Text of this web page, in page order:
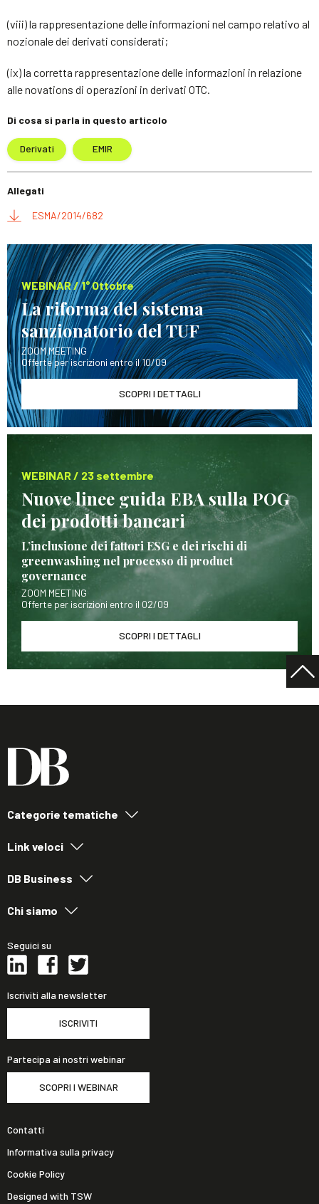
(viii) la rappresentazione delle informazioni nel campo relativo al
nozionale dei derivati considerati;
(ix) la corretta rappresentazione delle informazioni in relazione
alle novations di operazioni in derivati OTC.
Di cosa si parla in questo articolo
Derivati EMIR
Allegati
ESMA/2014/682
WEBINAR / 1° Ottobre
La riforma del sistema
sanzionatorio del TUF
ZOOM MEETING
Offerte per iscrizioni entro il 10/09
SCOPRI I DETTAGLI
WEBINAR / 23 settembre
Nuove linee guida EBA sulla POG
dei prodotti bancari
L’inclusione dei fattori ESG e dei rischi di
greenwashing nel processo di product
governance
ZOOM MEETING
Offerte per iscrizioni entro il 02/09
SCOPRI I DETTAGLI
Categorie tematiche
Link veloci
DB Business
Chi siamo
Seguici su
Iscriviti alla newsletter
ISCRIVITI
Partecipa ai nostri webinar
SCOPRI I WEBINAR
Contatti
Informativa sulla privacy
Cookie Policy
Designed with TSW